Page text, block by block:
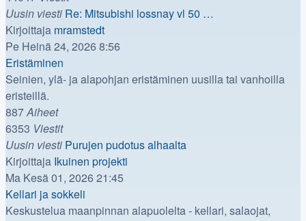
Uusin viesti Re: Mitsubishi lossnay vl 50 …
Kirjoittaja mramstedt
uusin
Pe Heinä 24, 2026 8:56
Eristäminen
Seinien, ylä- ja alapohjan eristäminen uusilla tai vanhoilla
eristeillä.
887Aiheet
6353 Viestit
Uusin viesti Purujen pudotus alhaalta
Kirjoittaja Ikuinen projekti
Ma Kesä 01, 2026 21:45
Kellari ja sokkeli
Keskustelua maanpinnan alapuolelta - kellari, salaojat,